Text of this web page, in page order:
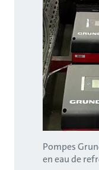
Pompes
en eau de